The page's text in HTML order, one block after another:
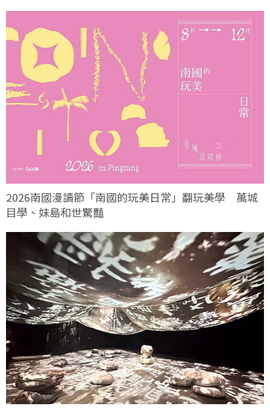
2026南國漫讀節「南國的玩美日常」翻玩美學 萬城
目學、妹島和世驚豔